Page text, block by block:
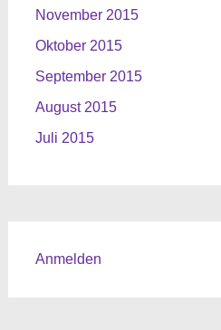
November 2015
Oktober 2015
September 2015
August 2015
Juli 2015
Anmelden